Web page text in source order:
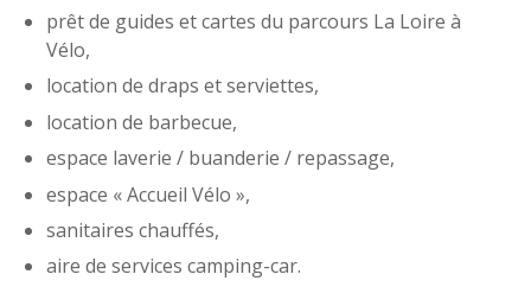
prêt de guides et cartes du parcours La Loire à
Vélo,
location de draps et serviettes,
location de barbecue,
espace laverie / buanderie / repassage,
espace « Accueil Vélo »,
sanitaires chauffés,
aire de services camping-car.